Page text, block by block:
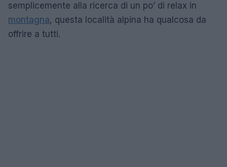
semplicemente alla ricerca di un po’ di relax in
montagna, questa località alpina ha qualcosa da
offrire a tutti.